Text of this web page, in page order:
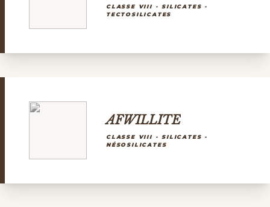
CLASSE VIII - SILICATES -
TECTOSILICATES
AFWILLITE
CLASSE VIII - SILICATES -
NÉSOSILICATES